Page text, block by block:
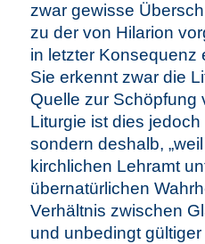
zwar gewisse
zu der von Hilarion
in letzter Konsequenz
Sie erkennt zwar die
Quelle zur Schöpfung
Liturgie ist dies
sondern deshalb,
kirchlichen Lehramt
übernatürlichen
Verhältnis zwischen
und unbedingt